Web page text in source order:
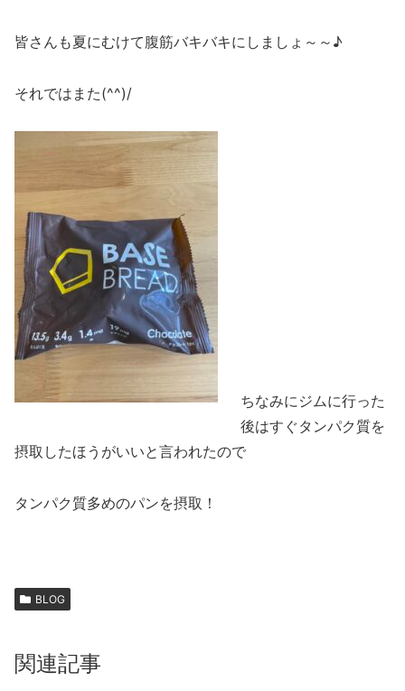
皆さんも夏にむけて腹筋バキバキにしましょ～～♪
それではまた(^^)/
ちなみにジムに行った
後はすぐタンパク質を
摂取したほうがいいと言われたので
タンパク質多めのパンを摂取！
BLOG
関連記事